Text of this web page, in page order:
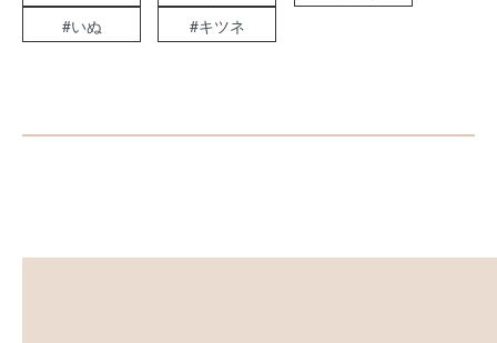
#いぬ
#キツネ